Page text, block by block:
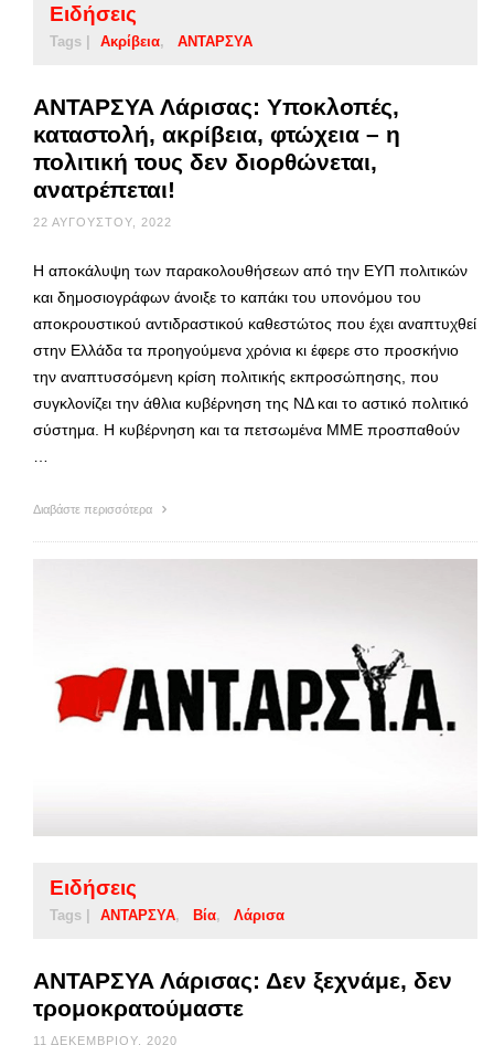
Ειδήσεις
Tags | Ακρίβεια ΑΝΤΑΡΣΥΑ
ΑΝΤΑΡΣΥΑ Λάρισας: Υποκλοπές,
καταστολή, ακρίβεια, φτώχεια – η
πολιτική τους δεν διορθώνεται,
ανατρέπεται!
22 ΑΥΓΟΎΣΤΟΥ, 2022
Η αποκάλυψη των παρακολουθήσεων από την ΕΥΠ πολιτικών
και δημοσιογράφων άνοιξε το καπάκι του υπονόμου του
αποκρουστικού αντιδραστικού καθεστώτος που έχει αναπτυχθεί
στην Ελλάδα τα προηγούμενα χρόνια κι έφερε στο προσκήνιο
την αναπτυσσόμενη κρίση πολιτικής εκπροσώπησης, που
συγκλονίζει την άθλια κυβέρνηση της ΝΔ και το αστικό πολιτικό
σύστημα. Η κυβέρνηση και τα πετσωμένα ΜΜΕ προσπαθούν
Διαβάστε περισσότερα
Ειδήσεις
Tags | ΑΝΤΑΡΣΥΑ Βία Λάρισα
ΑΝΤΑΡΣΥΑ Λάρισας: Δεν ξεχνάμε, δεν
τρομοκρατούμαστε
11 ΔΕΚΕΜΒΡΊΟΥ, 2020